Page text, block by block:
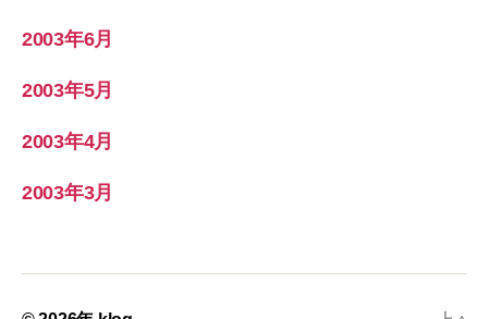
2003年6月
2003年5月
2003年4月
2003年3月